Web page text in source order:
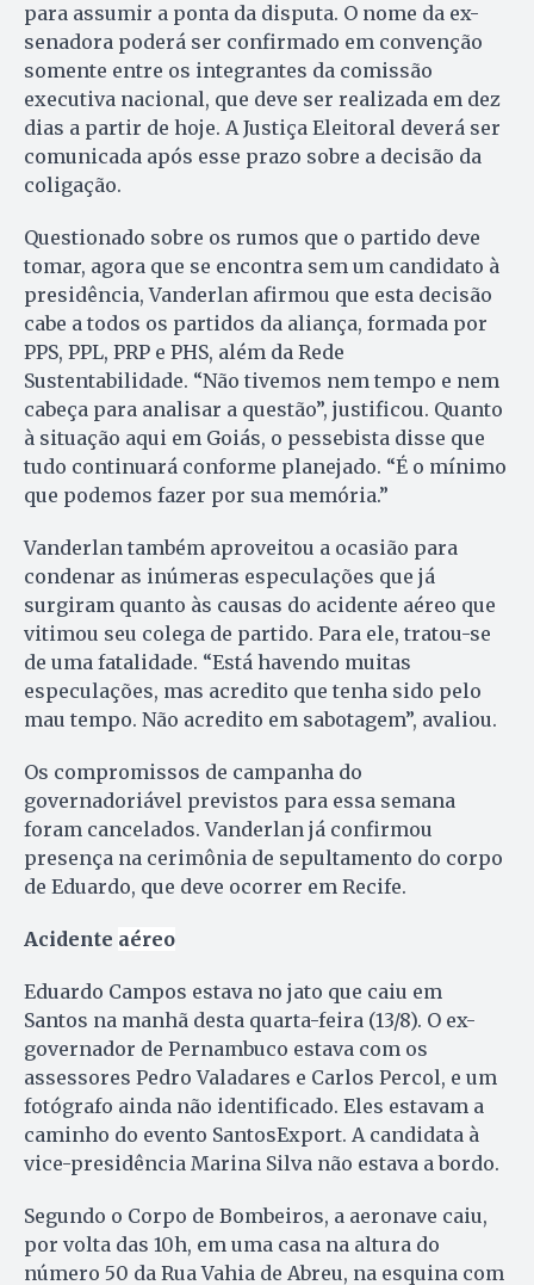
para assumir a ponta da disputa. O nome da ex-
senadora poderá ser confirmado em convenção
somente entre os integrantes da comissão
executiva nacional, que deve ser realizada em dez
dias a partir de hoje. A Justiça Eleitoral deverá ser
comunicada após esse prazo sobre a decisão da
coligação.
Questionado sobre os rumos que o partido deve
tomar, agora que se encontra sem um candidato à
presidência, Vanderlan afirmou que esta decisão
cabe a todos os partidos da aliança, formada por
PPS, PPL, PRP e PHS, além da Rede
Sustentabilidade. “Não tivemos nem tempo e nem
cabeça para analisar a questão”, justificou. Quanto
à situação aqui em Goiás, o pessebista disse que
tudo continuará conforme planejado. “É o mínimo
que podemos fazer por sua memória.”
Vanderlan também aproveitou a ocasião para
condenar as inúmeras especulações que já
surgiram quanto às causas do acidente aéreo que
vitimou seu colega de partido. Para ele, tratou-se
de uma fatalidade. “Está havendo muitas
especulações, mas acredito que tenha sido pelo
mau tempo. Não acredito em sabotagem”, avaliou.
Os compromissos de campanha do
governadoriável previstos para essa semana
foram cancelados. Vanderlan já confirmou
presença na cerimônia de sepultamento do corpo
de Eduardo, que deve ocorrer em Recife.
Acidente aéreo
Eduardo Campos estava no jato que caiu em
Santos na manhã desta quarta-feira (13/8). O ex-
governador de Pernambuco estava com os
assessores Pedro Valadares e Carlos Percol, e um
fotógrafo ainda não identificado. Eles estavam a
caminho do evento SantosExport. A candidata à
vice-presidência Marina Silva não estava a bordo.
Segundo o Corpo de Bombeiros, a aeronave caiu,
por volta das 10h, em uma casa na altura do
número 50 da Rua Vahia de Abreu, na esquina com